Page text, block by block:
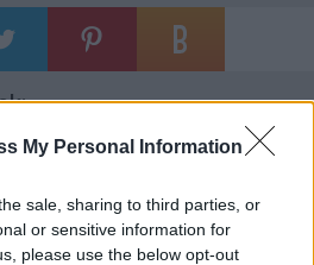
My Personal Information
sale, sharing to third parties, or
or sensitive information for
please use the below opt-out
a transzkérdésről